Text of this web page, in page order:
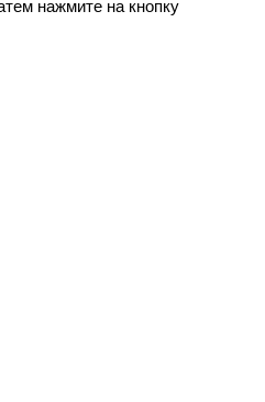
нажмите на кнопку